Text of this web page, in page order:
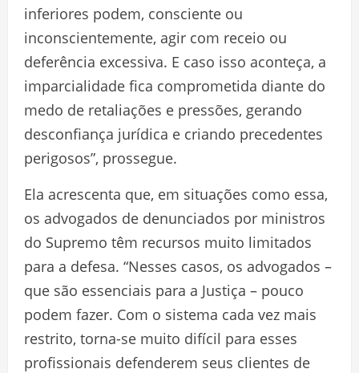
inferiores podem, consciente ou
inconscientemente, agir com receio ou
deferência excessiva. E caso isso aconteça, a
imparcialidade fica comprometida diante do
medo de retaliações e pressões, gerando
desconfiança jurídica e criando precedentes
perigosos”, prossegue.
Ela acrescenta que, em situações como essa,
os advogados de denunciados por ministros
do Supremo têm recursos muito limitados
para a defesa. “Nesses casos, os advogados –
que são essenciais para a Justiça – pouco
podem fazer. Com o sistema cada vez mais
restrito, torna-se muito difícil para esses
profissionais defenderem seus clientes de